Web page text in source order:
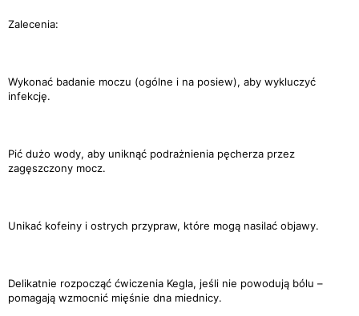
Zalecenia:
Wykonać badanie moczu (ogólne i na posiew), aby wykluczyć
infekcję.
Pić dużo wody, aby uniknąć podrażnienia pęcherza przez
zagęszczony mocz.
Unikać kofeiny i ostrych przypraw, które mogą nasilać objawy.
Delikatnie rozpocząć ćwiczenia Kegla, jeśli nie powodują bólu –
pomagają wzmocnić mięśnie dna miednicy.